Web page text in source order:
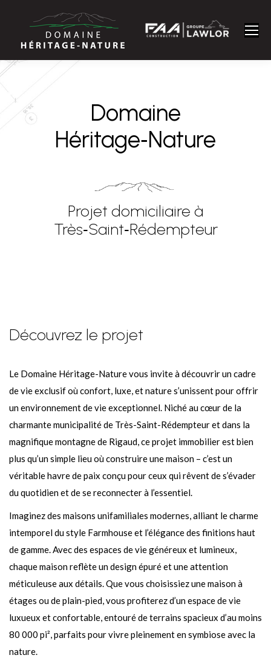
Domaine
Héritage‑Nature
Projet domiciliaire à
Très‑Saint‑Rédempteur
Découvrez le projet
Le Domaine Héritage-Nature vous invite à découvrir un cadre
de vie exclusif où confort, luxe, et nature s’unissent pour offrir
un environnement de vie exceptionnel. Niché au cœur de la
charmante municipalité de Très-Saint-Rédempteur et dans la
magnifique montagne de Rigaud, ce projet immobilier est bien
plus qu’un simple lieu où construire une maison – c’est un
véritable havre de paix conçu pour ceux qui rêvent de s’évader
du quotidien et de se reconnecter à l’essentiel.
Imaginez des maisons unifamiliales modernes, alliant le charme
intemporel du style Farmhouse et l’élégance des finitions haut
de gamme. Avec des espaces de vie généreux et lumineux,
chaque maison reflète un design épuré et une attention
méticuleuse aux détails. Que vous choisissiez une maison à
étages ou de plain-pied, vous profiterez d’un espace de vie
luxueux et confortable, entouré de terrains spacieux d’au moins
80 000 pi², parfaits pour vivre pleinement en symbiose avec la
nature.